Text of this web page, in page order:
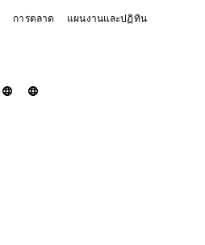
การตลาด แผนงานและปฏิทิน